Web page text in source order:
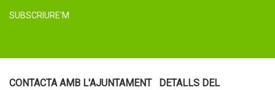
SUBSCRIURE'M
CONTACTA AMB L'AJUNTAMENT
DETALLS DEL